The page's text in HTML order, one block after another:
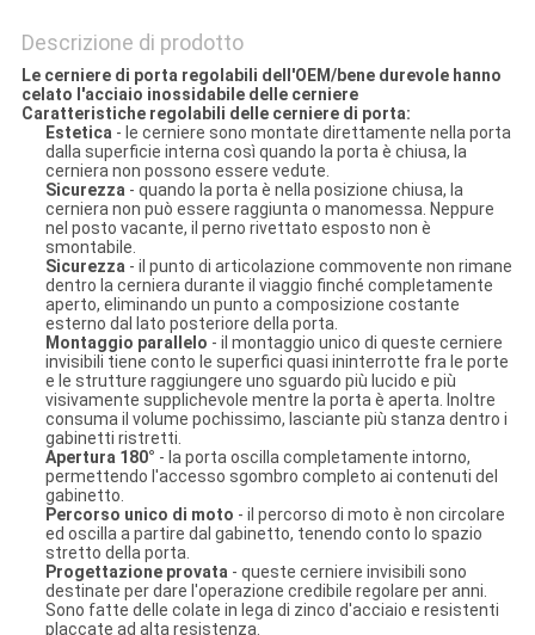
Descrizione di prodotto
Le cerniere di porta regolabili dell'OEM/bene durevole hanno
celato l'acciaio inossidabile delle cerniere
Caratteristiche regolabili delle cerniere di porta:
Estetica- le cerniere sono montate direttamente nella porta
dalla superficie interna così quando la porta è chiusa, la
cerniera non possono essere vedute.
Sicurezza- quando la porta è nella posizione chiusa, la
cerniera non può essere raggiunta o manomessa. Neppure
nel posto vacante, il perno rivettato esposto non è
smontabile.
Sicurezza- il punto di articolazione commovente non rimane
dentro la cerniera durante il viaggio finché completamente
aperto, eliminando un punto a composizione costante
esterno dal lato posteriore della porta.
Montaggio parallelo - il montaggio unico di queste cerniere
invisibili tiene conto le superfici quasi ininterrotte fra le porte
e le strutture raggiungere uno sguardo più lucido e più
visivamente supplichevole mentre la porta è aperta. Inoltre
consuma il volume pochissimo, lasciante più stanza dentro i
gabinetti ristretti.
Apertura 180° - la porta oscilla completamente intorno,
permettendo l'accesso sgombro completo ai contenuti del
gabinetto.
Percorso unico di moto - il percorso di moto è non circolare
ed oscilla a partire dal gabinetto, tenendo conto lo spazio
stretto della porta.
Progettazione provata- queste cerniere invisibili sono
destinate per dare l'operazione credibile regolare per anni.
Sono fatte delle colate in lega di zinco d'acciaio e resistenti
placcate ad alta resistenza.